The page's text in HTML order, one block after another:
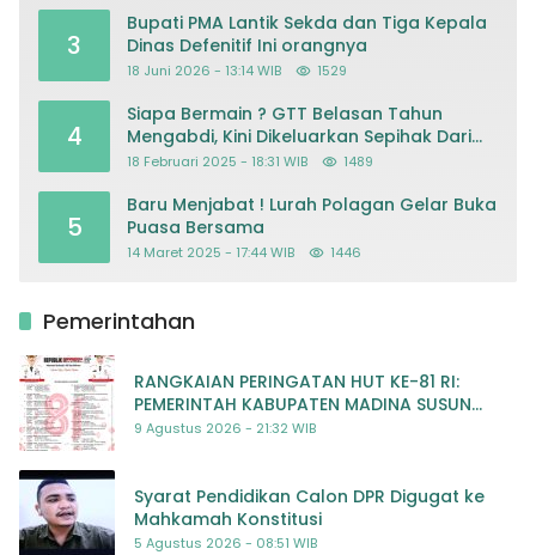
3
Bupati PMA Lantik Sekda dan Tiga Kepala
Dinas Defenitif Ini orangnya
18 Juni 2026 - 13:14 WIB 1529
4
Siapa Bermain ? GTT Belasan Tahun
Mengabdi, Kini Dikeluarkan Sepihak Dari
Dapodik
18 Februari 2025 - 18:31 WIB 1489
5
Baru Menjabat ! Lurah Polagan Gelar Buka
Puasa Bersama
14 Maret 2025 - 17:44 WIB 1446
Pemerintahan
RANGKAIAN PERINGATAN HUT KE-81 RI:
PEMERINTAH KABUPATEN MADINA SUSUN
RENCANA KEGIATAN MERIAH DAN BERMAKNA
9 Agustus 2026 - 21:32 WIB
Syarat Pendidikan Calon DPR Digugat ke
Mahkamah Konstitusi
5 Agustus 2026 - 08:51 WIB